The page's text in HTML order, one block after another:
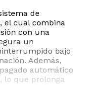
de
el cual combina
con una
un
bajo
Además,
automático
lo que prolonga